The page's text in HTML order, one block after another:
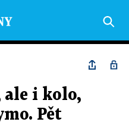
i kolo,
Pět